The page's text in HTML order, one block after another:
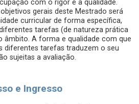
com o rigor e a qualidade.
gerais deste Mestrado será
curricular de forma específica,
tarefas (de natureza prática
âmbito. A forma e qualidade com que
diferentes tarefas traduzem o seu
sujeitas a avaliação.
e Ingresso